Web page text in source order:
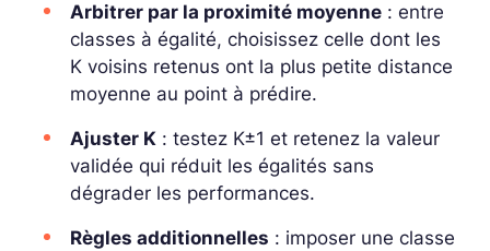
Arbitrer par la proximité moyenne : entre
classes à égalité, choisissez celle dont les
K voisins retenus ont la plus petite distance
moyenne au point à prédire.
Ajuster K : testez K±1 et retenez la valeur
validée qui réduit les égalités sans
dégrader les performances.
Règles additionnelles : imposer une classe